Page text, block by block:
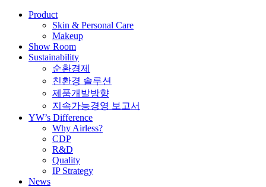
Product
Skin & Personal Care
Makeup
Show Room
Sustainability
순환경제
친환경 솔루션
제품개발방향
지속가능경영 보고서
YW’s Difference
Why Airless?
CDP
R&D
Quality
IP Strategy
News